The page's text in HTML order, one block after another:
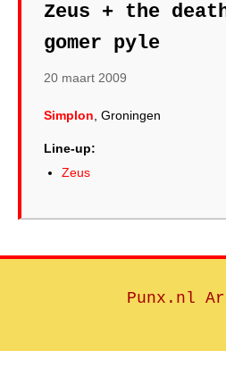
Zeus + the
gomer pyle
20 maart 2009
Simplon , Groningen
Line-up:
Zeus
Punx.nl